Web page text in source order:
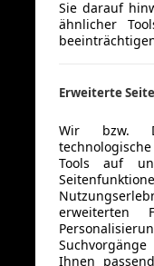
Sie darauf
ähnlicher
Erweiterte
Wir bzw.
Tools auf
erweiterten
Ihnen